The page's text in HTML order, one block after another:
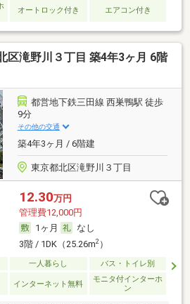
オートロック付き エアコン付き
区滝野川３丁目 築4年3ヶ月 6階
都営地下鉄三田線 西巣鴨駅 徒歩
9分
その他の交通
築4年3ヶ月 / 6階建
東京都北区滝野川３丁目
12.30万円
管理費12,000円
1ヶ月
なし
3階 / 1DK（25.26m2）
一人暮らし バス・トイレ別
インターネット無料
モニタ付インターホ
ン